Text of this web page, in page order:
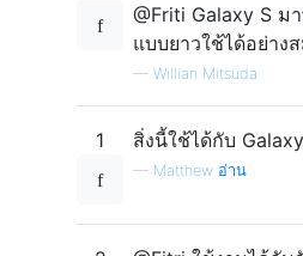
@Friti Galaxy S
แบบยาวใช้ได้อย่าง
— Willian Mitsuda
1 สิ่งนี้ใช้ได้กับ
— Matthew อ่าน